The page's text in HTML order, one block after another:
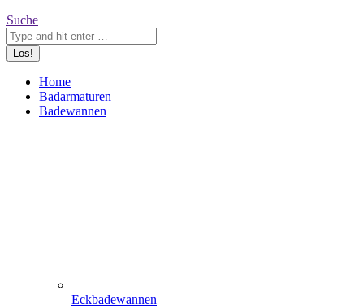
Search:
Suche
Home
Badarmaturen
Badewannen
Eckbadewannen